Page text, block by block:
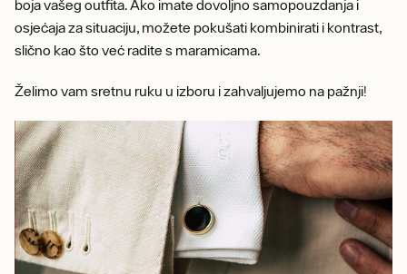
boja vašeg outfita. Ako imate dovoljno samopouzdanja i
osjećaja za situaciju, možete pokušati kombinirati i kontrast,
slično kao što već radite s maramicama.
Želimo vam sretnu ruku u izboru i zahvaljujemo na pažnji!